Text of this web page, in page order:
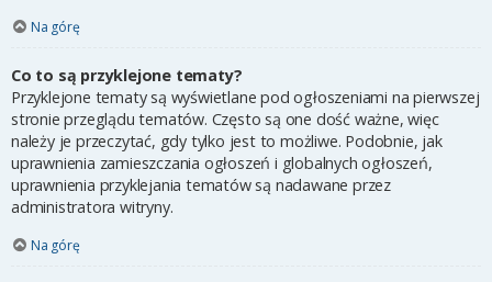
Na górę
Co to są przyklejone tematy?
Przyklejone tematy są wyświetlane pod ogłoszeniami na pierwszej
stronie przeglądu tematów. Często są one dość ważne, więc
należy je przeczytać, gdy tylko jest to możliwe. Podobnie, jak
uprawnienia zamieszczania ogłoszeń i globalnych ogłoszeń,
uprawnienia przyklejania tematów są nadawane przez
administratora witryny.
Na górę